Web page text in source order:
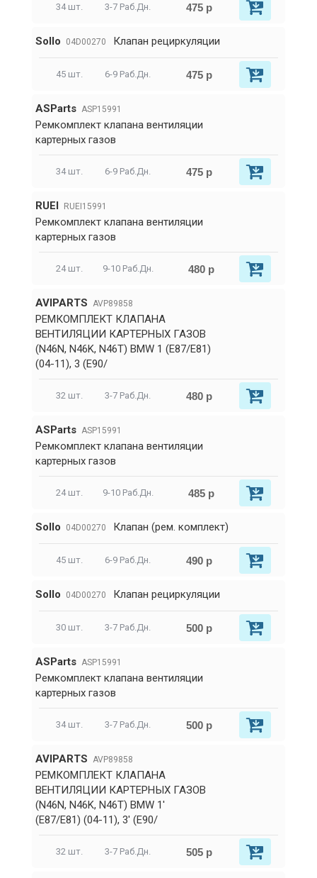
34 шт. 3-7 Раб.Дн. 475 р
Sollo 04D00270 Клапан рециркуляции
45 шт. 6-9 Раб.Дн. 475 р
ASParts ASP15991
Ремкомплект клапана вентиляции
картерных газов
34 шт. 6-9 Раб.Дн. 475 р
RUEI RUEI15991
Ремкомплект клапана вентиляции
картерных газов
24 шт. 9-10 Раб.Дн. 480 р
AVIPARTS AVP89858
РЕМКОМПЛЕКТ КЛАПАНА
ВЕНТИЛЯЦИИ КАРТЕРНЫХ ГАЗОВ
(N46N, N46K, N46T) BMW 1 (E87/E81)
(04-11), 3 (E90/
32 шт. 3-7 Раб.Дн. 480 р
ASParts ASP15991
Ремкомплект клапана вентиляции
картерных газов
24 шт. 9-10 Раб.Дн. 485 р
Sollo 04D00270 Клапан (рем. комплект)
45 шт. 6-9 Раб.Дн. 490 р
Sollo 04D00270 Клапан рециркуляции
30 шт. 3-7 Раб.Дн. 500 р
ASParts ASP15991
Ремкомплект клапана вентиляции
картерных газов
34 шт. 3-7 Раб.Дн. 500 р
AVIPARTS AVP89858
РЕМКОМПЛЕКТ КЛАПАНА
ВЕНТИЛЯЦИИ КАРТЕРНЫХ ГАЗОВ
(N46N, N46K, N46T) BMW 1'
(E87/E81) (04-11), 3' (E90/
32 шт. 3-7 Раб.Дн. 505 р